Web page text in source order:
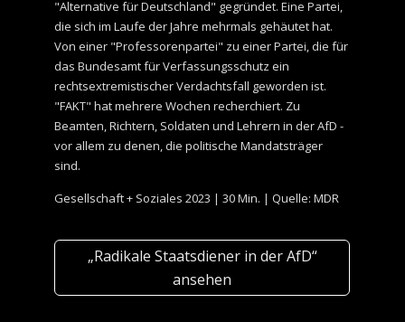
"Alternative für Deutschland" gegründet. Eine Partei,
die sich im Laufe der Jahre mehrmals gehäutet hat.
Von einer "Professorenpartei" zu einer Partei, die für
das Bundesamt für Verfassungsschutz ein
rechtsextremistischer Verdachtsfall geworden ist.
"FAKT" hat mehrere Wochen recherchiert. Zu
Beamten, Richtern, Soldaten und Lehrern in der AfD -
vor allem zu denen, die politische Mandatsträger
sind.
Gesellschaft + Soziales 2023 | 30 Min. | Quelle: MDR
„Radikale Staatsdiener in der AfD“
ansehen